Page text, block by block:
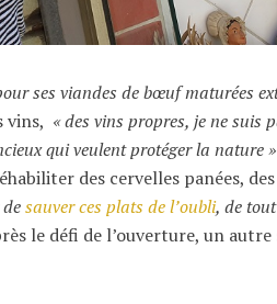
ses viandes de bœuf maturées
vins, « des vins propres, je ne suis
qui veulent protéger la nature »
des cervelles panées, des
desauver ces plats de l’oubli, de
le défi de l’ouverture, un autre